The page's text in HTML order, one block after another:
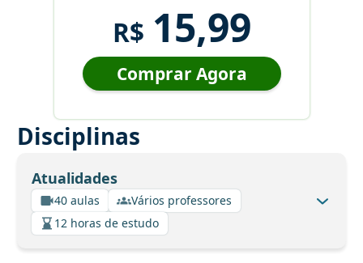
R$ 15,99
Comprar Agora
Disciplinas
Atualidades
40 aulas
Vários professores
12 horas de estudo